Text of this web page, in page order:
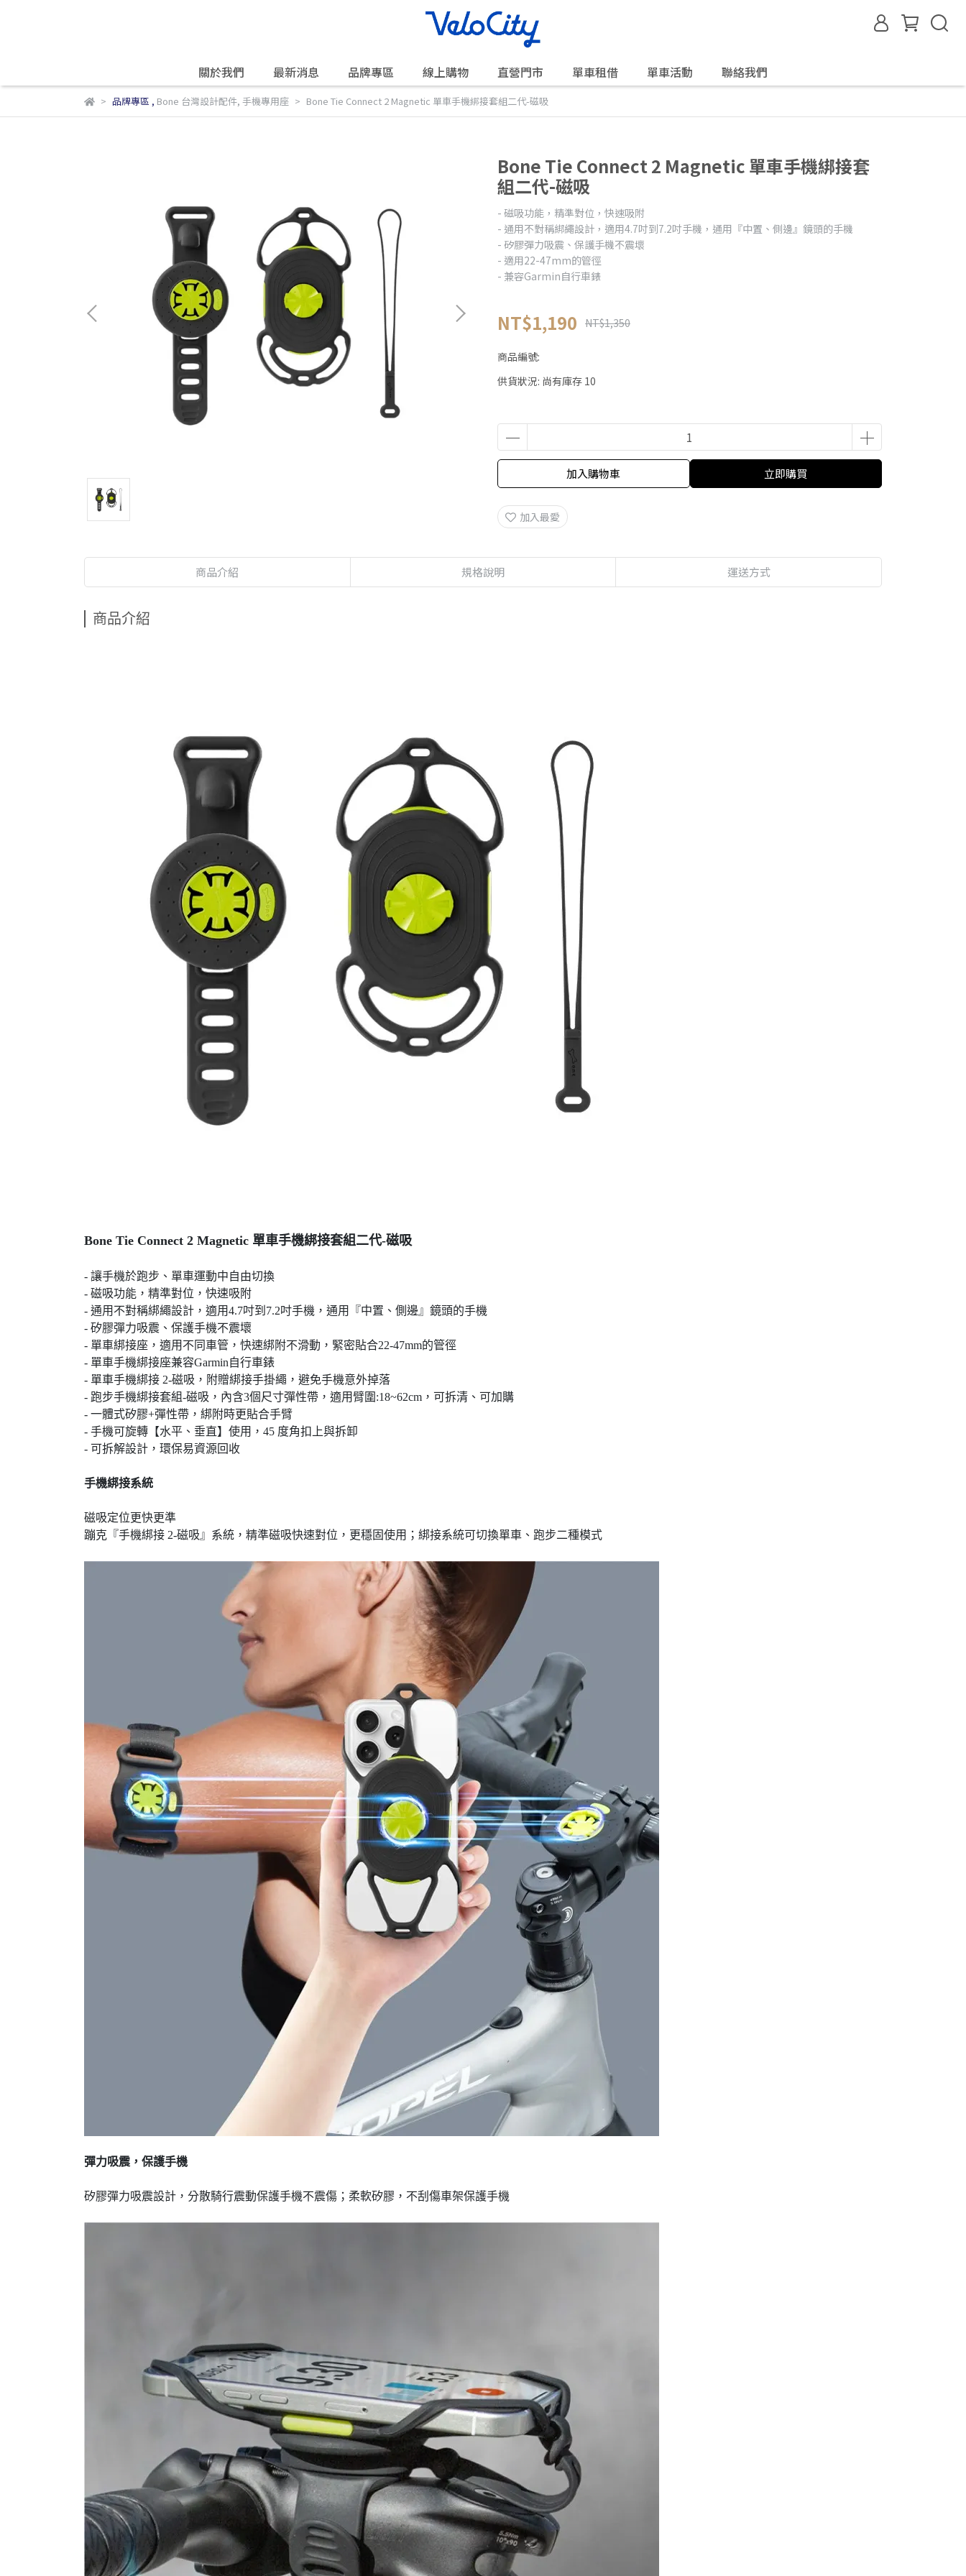
關於我們 最新消息 品牌專區 線上購物 直營門市 單車租借 單車活動 聯絡我們
品牌專區 , Bone 台灣設計配件, 手機專用座 Bone Tie Connect 2 Magnetic 單車手機綁接套組二代-磁吸
Bone Tie Connect 2 Magnetic 單車手機綁接套
組二代-磁吸
- 磁吸功能，精準對位，快速吸附
- 通用不對稱綁繩設計，適用4.7吋到7.2吋手機，通用『中置、側邊』鏡頭的手機
- 矽膠彈力吸震、保護手機不震壞
- 適用22-47mm的管徑
- 兼容Garmin自行車錶
NT$1,190 NT$1,350
商品編號:
供貨狀況: 尚有庫存 10
加入購物車 立即購買
加入最愛
商品介紹 規格說明 運送方式
商品介紹
Bone Tie Connect 2 Magnetic 單車手機綁接套組二代-磁吸
- 讓手機於跑步、單車運動中自由切換
- 磁吸功能，精準對位，快速吸附
- 通用不對稱綁繩設計，適用4.7吋到7.2吋手機，通用『中置、側邊』鏡頭的手機
- 矽膠彈力吸震、保護手機不震壞
- 單車綁接座，適用不同車管，快速綁附不滑動，緊密貼合22-47mm的管徑
- 單車手機綁接座兼容Garmin自行車錶
- 單車手機綁接 2-磁吸，附贈綁接手掛繩，避免手機意外掉落
- 跑步手機綁接套組-磁吸，內含3個尺寸彈性帶，適用臂圍:18~62cm，可拆清、可加購
- 一體式矽膠+彈性帶，綁附時更貼合手臂
- 手機可旋轉【水平、垂直】使用，45 度角扣上與拆卸
- 可拆解設計，環保易資源回收
手機綁接系統
磁吸定位更快更準
蹦克『手機綁接 2-磁吸』系統，精準磁吸快速對位，更穩固使用；綁接系統可切換單車、跑步二種模式
彈力吸震，保護手機
矽膠彈力吸震設計，分散騎行震動保護手機不震傷；柔軟矽膠，不刮傷車架保護手機